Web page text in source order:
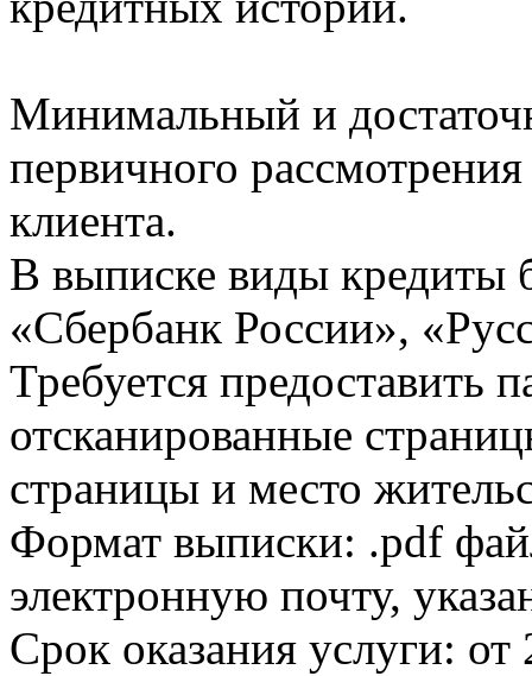
Минимальный и
первичного
клиента.
В выписке виды кредиты
«Сбербанк России»,
Требуется предоставить
отсканированные
страницы и место
Формат выписки: .pdf
электронную почту,
Срок оказания услуги: от